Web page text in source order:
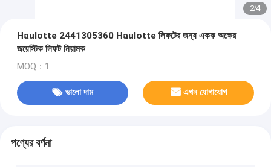
2/4
Haulotte 2441305360 Haulotte লিফটের জন্য একক অক্ষের
জয়েস্টিক লিফট নিয়ামক
MOQ：1
ভালো দাম এখন যোগাযোগ
পণ্যের বর্ণনা